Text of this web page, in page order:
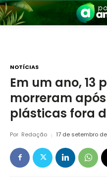
NOTÍCIAS
Em um ano, 13
morreram
plásticas fora
Por Redação 17 de setembro